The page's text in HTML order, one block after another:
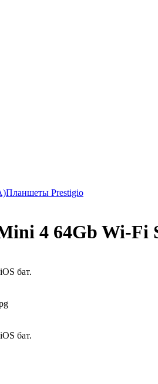
Планшеты Prestigio
4 64Gb Wi-Fi
бат.
бат.